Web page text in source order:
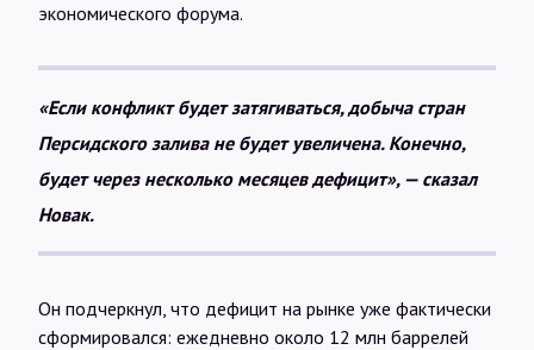
экономического форума.
«Если конфликт будет затягиваться, добыча стран
Персидского залива не будет увеличена. Конечно,
будет через несколько месяцев дефицит», — сказал
Новак.
Он подчеркнул, что дефицит на рынке уже фактически
сформировался: ежедневно около 12 млн баррелей